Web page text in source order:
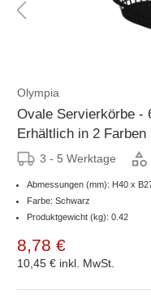
Olympia
Ovale Servierkörbe -
Erhältlich in 2 Farben
3 - 5 Werktage
Abmessungen (mm): H40 x
Farbe: Schwarz
Produktgewicht (kg): 0.42
8,78 €
10,45 € inkl. MwSt.